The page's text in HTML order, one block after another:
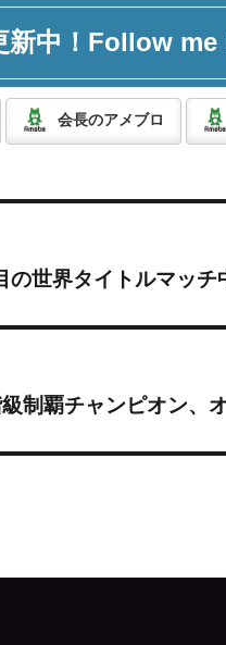
新中！Follow me
会長のアメブロ
の世界タイトルマッ
制覇チャンピオン、